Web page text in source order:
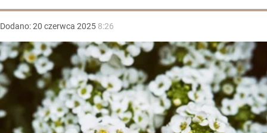
Dodano:20 czerwca 2025 8:26